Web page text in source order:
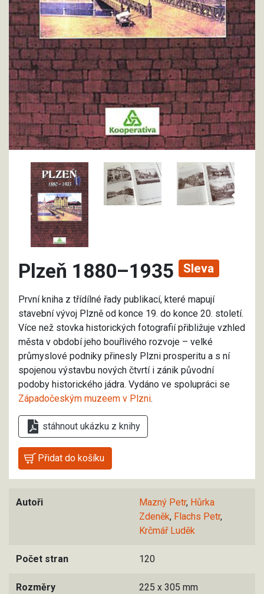
Plzeň 1880–1935 Sleva
První kniha z třídílné řady publikací, které mapují
stavební vývoj Plzně od konce 19. do konce 20. století.
Více než stovka historických fotografií přibližuje vzhled
města v období jeho bouřlivého rozvoje – velké
průmyslové podniky přinesly Plzni prosperitu a s ní
spojenou výstavbu nových čtvrtí i zánik původní
podoby historického jádra. Vydáno ve spolupráci se
Západočeským muzeem v Plzni.
stáhnout ukázku z knihy
Autoři Mazný Petr, Hůrka
Zdeněk, Flachs Petr,
Krčmář Luděk
Počet stran 120
Rozměry 225 x 305 mm